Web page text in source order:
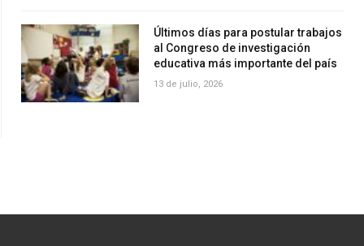
Últimos días para postular trabajos
al Congreso de investigación
educativa más importante del país
13 de julio, 2026